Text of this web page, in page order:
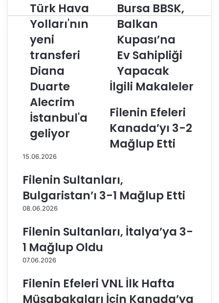
T
ü
r
k
H
a
v
a
Y
o
l
r
'
ı
y
e
i
r
a
s
Türk Hava
Yolları'nın
yeni
transferi
Diana
Duarte
Alecrim
İstanbul'a
geliyor
B
u
s
B
B
S
K
B
a
l
k
a
u
p
a
Bursa BBSK,
Balkan
Kupası’na
Ev Sahipliği
Yapacak
İlgili Makaleler
Filenin Efeleri
Kanada’yı 3-2
Mağlup Etti
15.06.2026
Filenin Sultanları,
Bulgaristan’ı 3-1 Mağlup Etti
08.06.2026
Filenin Sultanları, İtalya’ya 3-
1 Mağlup Oldu
07.06.2026
Filenin Efeleri VNL İlk Hafta
Müsabakaları İçin Kanada’ya